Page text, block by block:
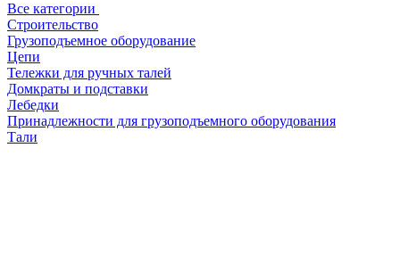
Все категории
Строительство
Грузоподъемное оборудование
Цепи
Тележки для ручных талей
Домкраты и подставки
Лебедки
Принадлежности для грузоподъемного оборудования
Тали